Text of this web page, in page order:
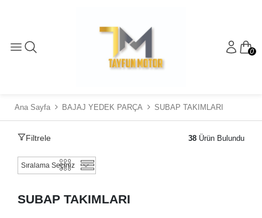
0
Ana Sayfa BAJAJ YEDEK PARÇA SUBAP TAKIMLARI
Filtrele 38 Ürün Bulundu
SUBAP TAKIMLARI